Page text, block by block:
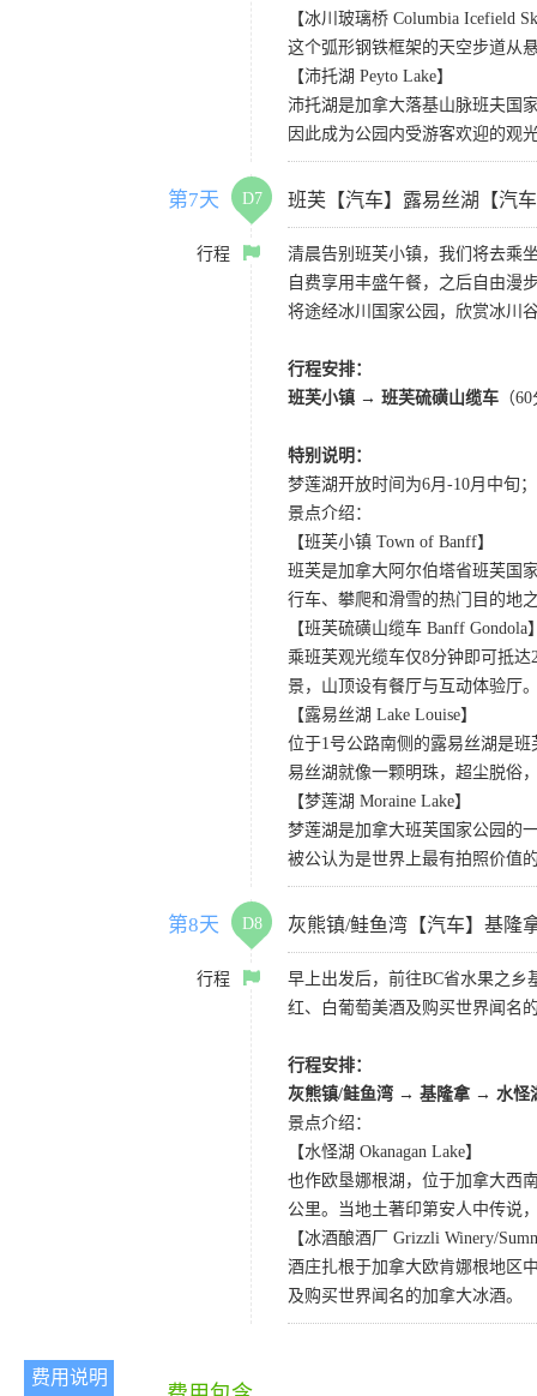
【冰川玻璃桥 Columbia Icefield
这个弧形钢铁框架的天空步道从
【沛托湖 Peyto Lake】
沛托湖是加拿大落基山脉班夫国
因此成为公园内受游客欢迎的观
第7天 D7 班芙【汽车】露易丝湖【汽
行程
清晨告别班芙小镇，我们将去乘
自费享用丰盛午餐，之后自由漫
将途经冰川国家公园，欣赏冰川
行程安排：
班芙小镇 → 班芙硫磺山缆车 （
特别说明：
梦莲湖开放时间为6月-10月中旬
景点介绍：
【班芙小镇 Town of Banff】
班芙是加拿大阿尔伯塔省班芙国
行车、攀爬和滑雪的热门目的地
【班芙硫磺山缆车 Banff Gondola
乘班芙观光缆车仅8分钟即可抵
景，山顶设有餐厅与互动体验厅
【露易丝湖 Lake Louise】
位于1号公路南侧的露易丝湖是
易丝湖就像一颗明珠，超尘脱俗
【梦莲湖 Moraine Lake】
梦莲湖是加拿大班芙国家公园的
被公认为是世界上最有拍照价值
第8天 D8 灰熊镇/鲑鱼湾【汽车】基隆
行程
早上出发后，前往BC省水果之乡
红、白葡萄美酒及购买世界闻名
行程安排：
灰熊镇/鲑鱼湾 → 基隆拿 → 水怪
景点介绍：
【水怪湖 Okanagan Lake】
也作欧垦娜根湖，位于加拿大西
公里。当地土著印第安人中传说
【冰酒酿酒厂 Grizzli Winery/
酒庄扎根于加拿大欧肯娜根地区
及购买世界闻名的加拿大冰酒。
费用说明